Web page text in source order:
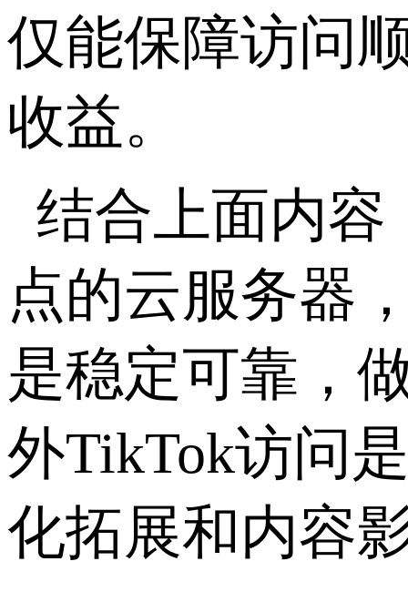
仅能保障访问
收益。
结合上面内容
点的云服务器
是稳定可靠，
外TikTok访问
化拓展和内容